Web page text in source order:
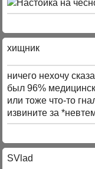
хищник
ничего нехочу
был 96%
или тоже что-то
извините за
SVlad